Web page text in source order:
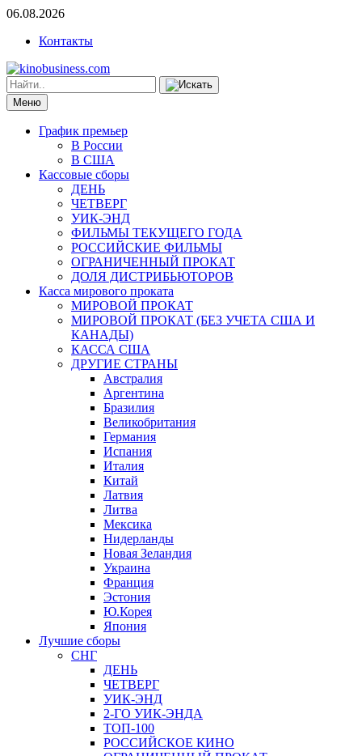
06.08.2026
Контакты
Меню
График премьер
В России
В США
Кассовые сборы
ДЕНЬ
ЧЕТВЕРГ
УИК-ЭНД
ФИЛЬМЫ ТЕКУЩЕГО ГОДА
РОССИЙСКИЕ ФИЛЬМЫ
ОГРАНИЧЕННЫЙ ПРОКАТ
ДОЛЯ ДИСТРИБЬЮТОРОВ
Касса мирового проката
МИРОВОЙ ПРОКАТ
МИРОВОЙ ПРОКАТ (БЕЗ УЧЕТА США И
КАНАДЫ)
КАССА США
ДРУГИЕ СТРАНЫ
Австралия
Аргентина
Бразилия
Великобритания
Германия
Испания
Италия
Китай
Латвия
Литва
Мексика
Нидерланды
Новая Зеландия
Украина
Франция
Эстония
Ю.Корея
Япония
Лучшие сборы
СНГ
ДЕНЬ
ЧЕТВЕРГ
УИК-ЭНД
2-ГО УИК-ЭНДА
ТОП-100
РОССИЙСКОЕ КИНО